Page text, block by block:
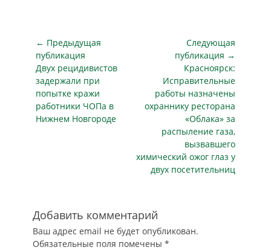
субъектов
негосударственной
охраны в
обеспечении
региональной
безопасности и
противодействии
– партнеров ЕАЭС»,
при…
Навигация
по
записям
← Предыдущая
публикация
Предыдущая
публикация
Двух рецидивистов
задержали при
попытке кражи
работники ЧОПа в
Нижнем Новгороде
Следующая
публикация →
публикация
Красноярск:
Исправительные
работы назначены
охраннику ресторана
«Облака» за
распыление газа,
вызвавшего
химический ожог глаз у
двух посетительниц
Добавить комментарий
Ваш адрес email не будет опубликован.
Обязательные поля помечены *